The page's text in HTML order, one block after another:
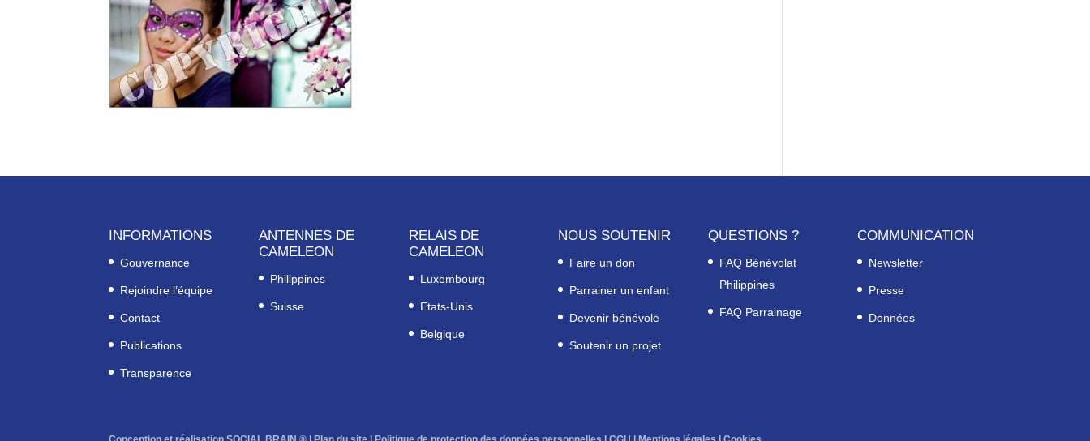
INFORMATIONS
Gouvernance
Rejoindre l’équipe
Contact
Publications
Transparence
ANTENNES DE
CAMELEON
Philippines
Suisse
RELAIS DE
CAMELEON
Luxembourg
Etats-Unis
Belgique
NOUS SOUTENIR
Faire un don
Parrainer un enfant
Devenir bénévole
Soutenir un projet
QUESTIONS ?
FAQ Bénévolat
Philippines
FAQ Parrainage
COMMUNICATION
Newsletter
Presse
Données